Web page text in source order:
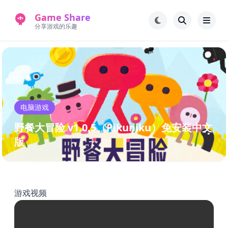
Game Share
分享游戏的乐趣
首页 电脑游戏
手机游戏 常见问题解答
新版游戏站 永久地址
电脑游戏
野餐大冒险 v1.0.5（Pikuniku）免安装中文
版
游戏视频